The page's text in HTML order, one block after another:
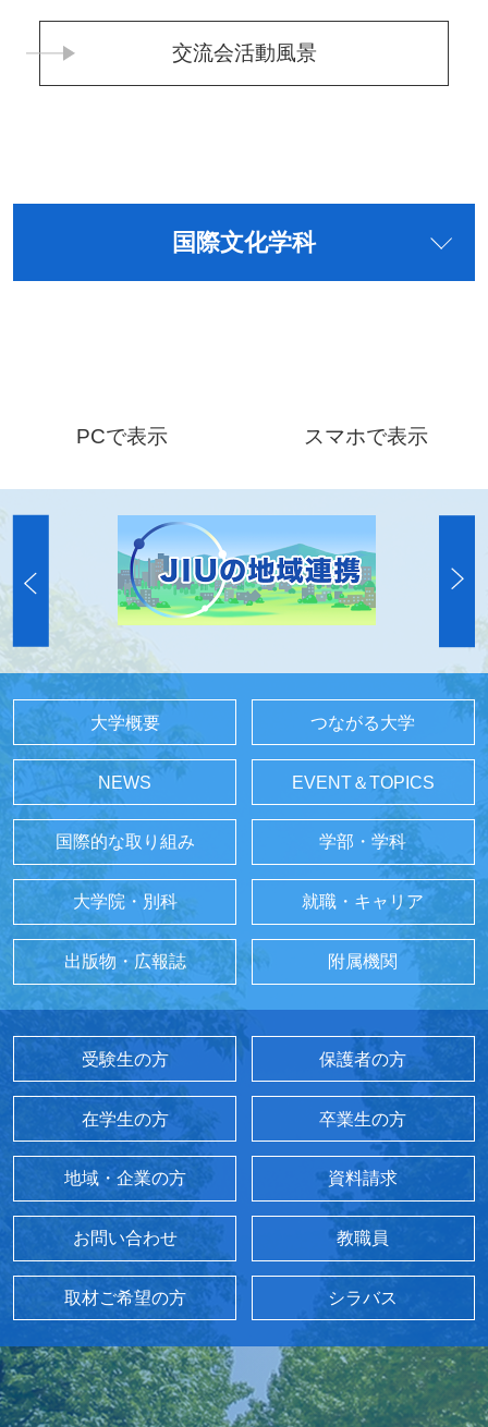
交流会活動風景
国際文化学科
PCで表示 スマホで表示
大学概要 つながる大学
NEWS EVENT＆TOPICS
国際的な取り組み 学部・学科
大学院・別科 就職・キャリア
出版物・広報誌 附属機関
受験生の方 保護者の方
在学生の方 卒業生の方
地域・企業の方 資料請求
お問い合わせ 教職員
取材ご希望の方 シラバス